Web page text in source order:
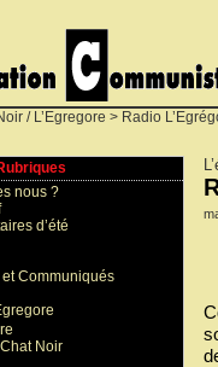
/ L’Egregore > Radio
nous ?
d’été
Communiqués
Noir